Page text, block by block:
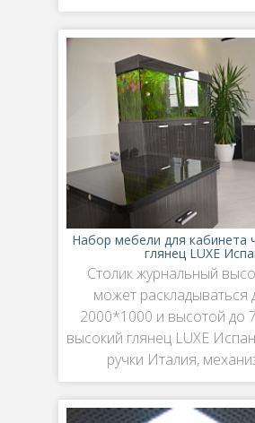
Набор мебели для кабинета
глянец LUXE
Столик журнальный
может раскладываться
2000*1000 и высотой до
высокий глянец LUXE
ручки Италия,